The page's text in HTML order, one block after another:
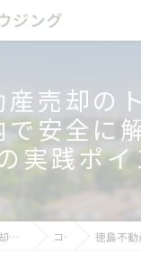
産売却の
で安全に
実践ポ
徳島の不動産売却なら有限会社中村ハウジング コラム 徳島不動産売却のト